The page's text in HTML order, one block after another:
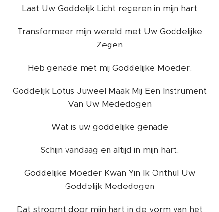
Laat Uw Goddelijk Licht regeren in mijn hart
Transformeer mijn wereld met Uw Goddelijke
Zegen
Heb genade met mij Goddelijke Moeder.
Goddelijk Lotus Juweel Maak Mij Een Instrument
Van Uw Mededogen
Wat is uw goddelijke genade
Schijn vandaag en altijd in mijn hart.
Goddelijke Moeder Kwan Yin Ik Onthul Uw
Goddelijk Mededogen
Dat stroomt door mijn hart in de vorm van het